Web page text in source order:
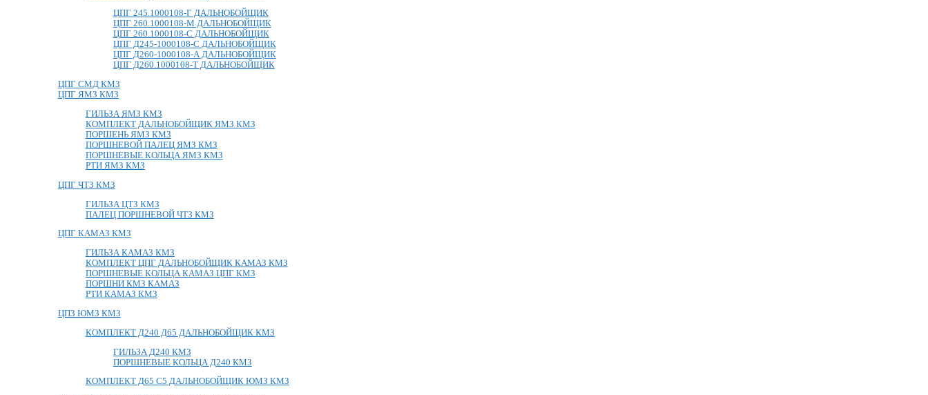
ЦПГ 245.1000108-Г ДАЛЬНОБОЙЩИК
ЦПГ 260.1000108-М ДАЛЬНОБОЙЩИК
ЦПГ 260.1000108-С ДАЛЬНОБОЙЩИК
ЦПГ Д245-1000108-С ДАЛЬНОБОЙЩИК
ЦПГ Д260-1000108-А ДАЛЬНОБОЙЩИК
ЦПГ Д260.1000108-Т ДАЛЬНОБОЙЩИК
ЦПГ СМД КМЗ
ЦПГ ЯМЗ КМЗ
ГИЛЬЗА ЯМЗ КМЗ
КОМПЛЕКТ ДАЛЬНОБОЙЩИК ЯМЗ КМЗ
ПОРШЕНЬ ЯМЗ КМЗ
ПОРШНЕВОЙ ПАЛЕЦ ЯМЗ КМЗ
ПОРШНЕВЫЕ КОЛЬЦА ЯМЗ КМЗ
РТИ ЯМЗ КМЗ
ЦПГ ЧТЗ КМЗ
ГИЛЬЗА ЦТЗ КМЗ
ПАЛЕЦ ПОРШНЕВОЙ ЧТЗ КМЗ
ЦПГ КАМАЗ КМЗ
ГИЛЬЗА КАМАЗ КМЗ
КОМПЛЕКТ ЦПГ ДАЛЬНОБОЙЩИК КАМАЗ КМЗ
ПОРШНЕВЫЕ КОЛЬЦА КАМАЗ ЦПГ КМЗ
ПОРШНИ КМЗ КАМАЗ
РТИ КАМАЗ КМЗ
ЦПЗ ЮМЗ КМЗ
КОМПЛЕКТ Д240 Д65 ДАЛЬНОБОЙЩИК КМЗ
ГИЛЬЗА Д240 КМЗ
ПОРШНЕВЫЕ КОЛЬЦА Д240 КМЗ
КОМПЛЕКТ Д65 С5 ДАЛЬНОБОЙЩИК ЮМЗ КМЗ